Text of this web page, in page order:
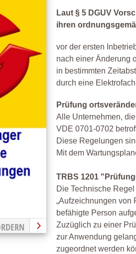
Laut § 5 DGUV
ihren
vor der ersten
nach einer Änderung
in bestimmten
durch eine
Prüfung
Alle Unternehmen,
VDE 0701-0702
Diese Regelungen
Mit dem
TRBS 1201
Die Technische
„Aufzeichnungen von
befähigte Person
Zuzüglich zu einer
zur Anwendung
zugeordnet werden